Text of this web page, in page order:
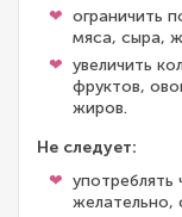
ограничить
мяса, сыра,
увеличить
фруктов,
жиров.
Не следует:
желательно,